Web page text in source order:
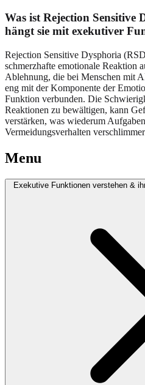
Was ist Rejection Sensitive
hängt sie mit exekutiver
Rejection Sensitive Dysphoria
schmerzhafte emotionale Reaktion
Ablehnung, die bei Menschen mit
eng mit der Komponente der
Funktion verbunden. Die
Reaktionen zu bewältigen, kann
verstärken, was wiederum
Vermeidungsverhalten
Menu
Exekutive Funktionen verstehen &